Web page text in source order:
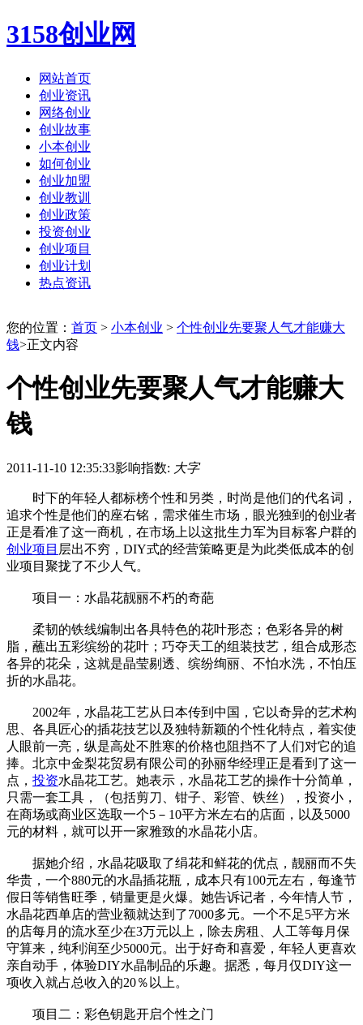
3158创业网
网站首页
创业资讯
网络创业
创业故事
小本创业
如何创业
创业加盟
创业教训
创业政策
投资创业
创业项目
创业计划
热点资讯
您的位置： 首页 > 小本创业 > 个性创业先要聚人气才能赚大
钱>正文内容
个性创业先要聚人气才能赚大
钱
2011-11-10 12:35:33影响指数: 大字
时下的年轻人都标榜个性和另类，时尚是他们的代名词，
追求个性是他们的座右铭，需求催生市场，眼光独到的创业者
正是看准了这一商机，在市场上以这批生力军为目标客户群的
创业项目 层出不穷，DIY式的经营策略更是为此类低成本的创
业项目聚拢了不少人气。
项目一：水晶花靓丽不朽的奇葩
柔韧的铁线编制出各具特色的花叶形态；色彩各异的树
脂，蘸出五彩缤纷的花叶；巧夺天工的组装技艺，组合成形态
各异的花朵，这就是晶莹剔透、缤纷绚丽、不怕水洗，不怕压
折的水晶花。
2002年，水晶花工艺从日本传到中国，它以奇异的艺术构
思、各具匠心的插花技艺以及独特新颖的个性化特点，着实使
人眼前一亮，纵是高处不胜寒的价格也阻挡不了人们对它的追
捧。北京中金梨花贸易有限公司的孙丽华经理正是看到了这一
点， 投资水晶花工艺。她表示，水晶花工艺的操作十分简单，
只需一套工具，（包括剪刀、钳子、彩管、铁丝），投资小，
在商场或商业区选取一个5－10平方米左右的店面，以及5000
元的材料，就可以开一家雅致的水晶花小店。
据她介绍，水晶花吸取了绢花和鲜花的优点，靓丽而不失
华贵，一个880元的水晶插花瓶，成本只有100元左右，每逢节
假日等销售旺季，销量更是火爆。她告诉记者，今年情人节，
水晶花西单店的营业额就达到了7000多元。一个不足5平方米
的店每月的流水至少在3万元以上，除去房租、人工等每月保
守算来，纯利润至少5000元。出于好奇和喜爱，年轻人更喜欢
亲自动手，体验DIY水晶制品的乐趣。据悉，每月仅DIY这一
项收入就占总收入的20％以上。
项目二：彩色钥匙开启个性之门